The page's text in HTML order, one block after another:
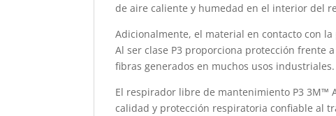
de aire caliente y humedad en el interior del
Adicionalmente, el material en contacto con
Al ser clase P3 proporciona protección frente
fibras generados en muchos usos industriales.
El respirador libre de mantenimiento P3 3M™
calidad y protección respiratoria confiable al